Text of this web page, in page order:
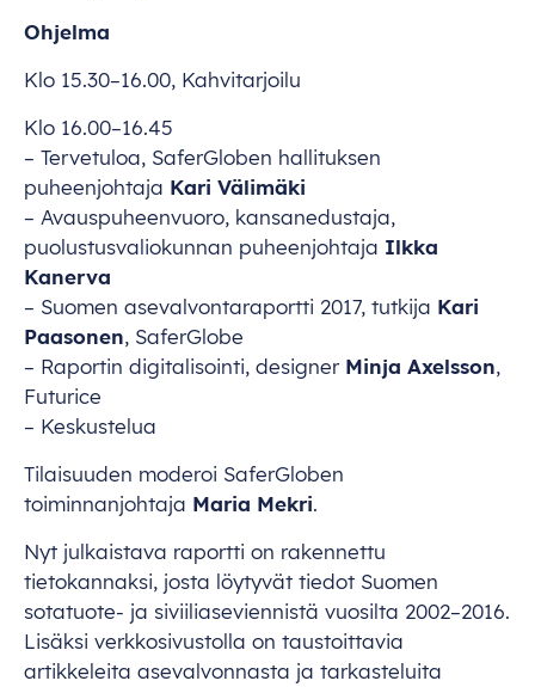
Ohjelma
Klo 15.30–16.00, Kahvitarjoilu
Klo 16.00–16.45
– Tervetuloa, SaferGloben hallituksen
puheenjohtaja Kari Välimäki
– Avauspuheenvuoro, kansanedustaja,
puolustusvaliokunnan puheenjohtaja Ilkka
Kanerva
– Suomen asevalvontaraportti 2017, tutkija Kari
Paasonen, SaferGlobe
– Raportin digitalisointi, designer Minja Axelsson,
Futurice
– Keskustelua
Tilaisuuden moderoi SaferGloben
toiminnanjohtaja Maria Mekri.
Nyt julkaistava raportti on rakennettu
tietokannaksi, josta löytyvät tiedot Suomen
sotatuote- ja siviiliaseviennistä vuosilta 2002–2016.
Lisäksi verkkosivustolla on taustoittavia
artikkeleita asevalvonnasta ja tarkasteluita